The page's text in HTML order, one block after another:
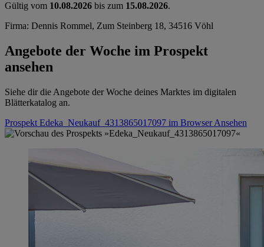
Gültig vom 10.08.2026 bis zum 15.08.2026.
Firma: Dennis Rommel, Zum Steinberg 18, 34516 Vöhl
Angebote der Woche im Prospekt
ansehen
Siehe dir die Angebote der Woche deines Marktes im digitalen
Blätterkatalog an.
Prospekt Edeka_Neukauf_4313865017097 im BrowserAnsehen